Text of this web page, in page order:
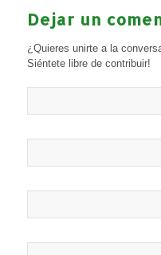
Dejar un
¿Quieres unirte a la
Siéntete libre de contribuir!